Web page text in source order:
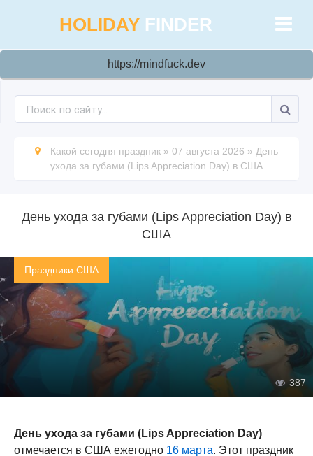
HOLIDAY FINDER
https://mindfuck.dev
Какой сегодня праздник » 07 августа 2026 » День
ухода за губами (Lips Appreciation Day) в США
День ухода за губами (Lips Appreciation Day) в
США
Праздники США
387
День ухода за губами (Lips Appreciation Day)
отмечается в США ежегодно 16 марта. Этот праздник